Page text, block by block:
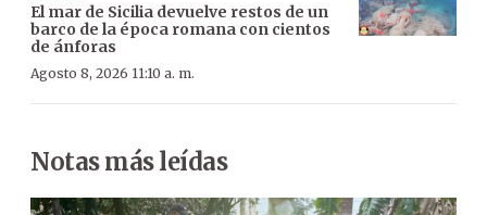
El mar de Sicilia devuelve restos de un
barco de la época romana con cientos
de ánforas
Agosto 8, 2026 11:10 a. m.
Notas más leídas